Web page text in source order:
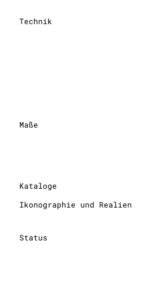
Technik
Maße
Kataloge
Ikonographie und Realien
Status